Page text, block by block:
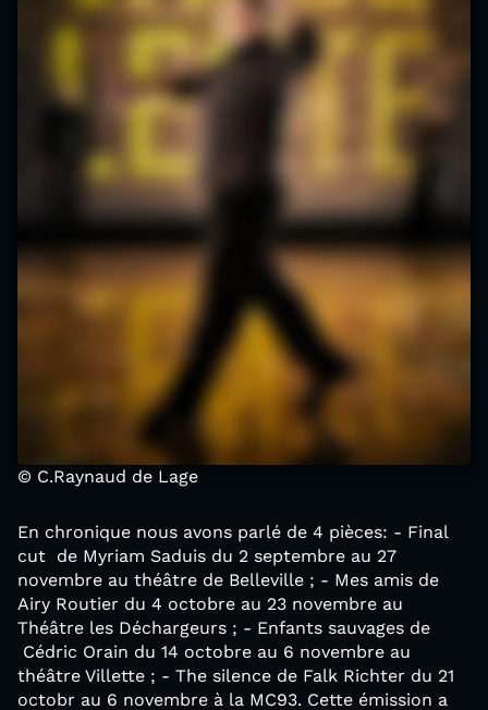
© C.Raynaud de Lage
En chronique nous avons parlé de 4 pièces: - Final
cut de Myriam Saduis du 2 septembre au 27
novembre au théâtre de Belleville ; - Mes amis de
Airy Routier du 4 octobre au 23 novembre au
Théâtre les Déchargeurs ; - Enfants sauvages de
Cédric Orain du 14 octobre au 6 novembre au
théâtre Villette ; - The silence de Falk Richter du 21
octobr au 6 novembre à la MC93. Cette émission a